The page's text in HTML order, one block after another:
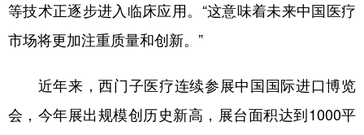
等技术正逐步进入临床应用。“这意味着未来中国医疗
市场将更加注重质量和创新。”
近年来，西门子医疗连续参展中国国际进口博览
会，今年展出规模创历史新高，展台面积达到1000平